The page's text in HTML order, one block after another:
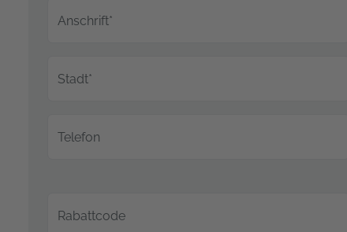
Anschrift*
Stadt*
Telefon
Rabattcode